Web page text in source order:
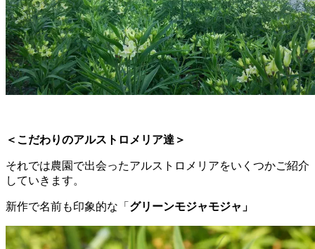
＜こだわりのアルストロメリア達＞
それでは農園で出会ったアルストロメリアをいくつかご紹介
していきます。
新作で名前も印象的な「 グリーンモジャモジャ」